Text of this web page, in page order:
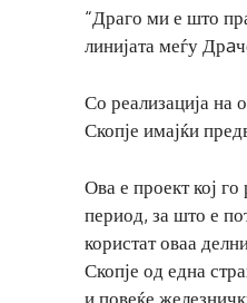
“Драго ми е што
линијата меѓу
Со реализација на
Скопје имајќи
Ова е проект кој
период, за што е
користат оваа
Скопје од една
и повеќе